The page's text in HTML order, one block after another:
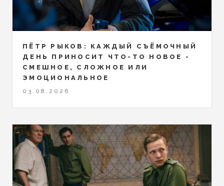
ПЁТР РЫКОВ: КАЖДЫЙ СЪЁМОЧНЫЙ
ДЕНЬ ПРИНОСИТ ЧТО-ТО НОВОЕ -
СМЕШНОЕ, СЛОЖНОЕ ИЛИ
ЭМОЦИОНАЛЬНОЕ
03.08.2026